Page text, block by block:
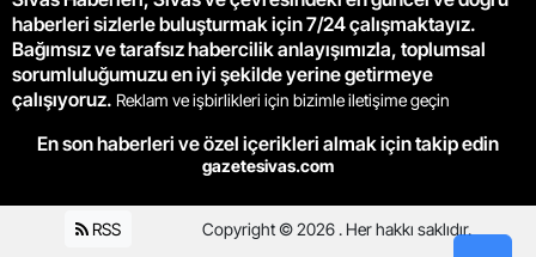
haberleri sizlerle buluşturmak için 7/24 çalışmaktayız.
Bağımsız ve tarafsız habercilik anlayışımızla, toplumsal
sorumluluğumuzu en iyi şekilde yerine getirmeye
çalışıyoruz. Reklam ve işbirlikleri için bizimle iletişime geçin
En son haberleri ve özel içerikleri almak için takip edin
gazetesivas.com
RSS Copyright © 2026 . Her hakkı saklıdır.